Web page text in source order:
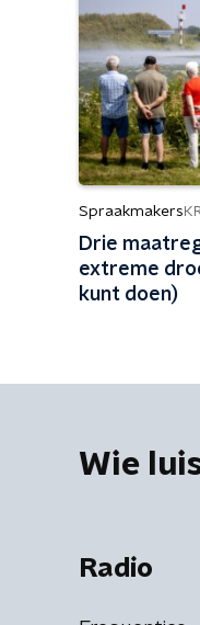
Spraakmakers
Drie
extreme
kunt doen)
Wie
Radio